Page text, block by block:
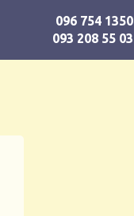
096 754 1350
093 208 55 03